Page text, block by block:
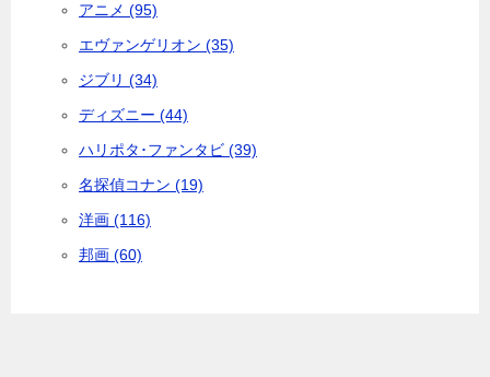
アニメ (95)
エヴァンゲリオン (35)
ジブリ (34)
ディズニー (44)
ハリポタ･ファンタビ (39)
名探偵コナン (19)
洋画 (116)
邦画 (60)